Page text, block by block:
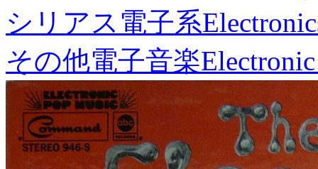
シリアス電子系
その他電子音楽